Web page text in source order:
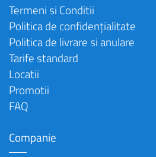
Termeni si Conditii
Politica de confidențialitate
Politica de livrare si anulare
Tarife standard
Locatii
Promotii
FAQ
Companie